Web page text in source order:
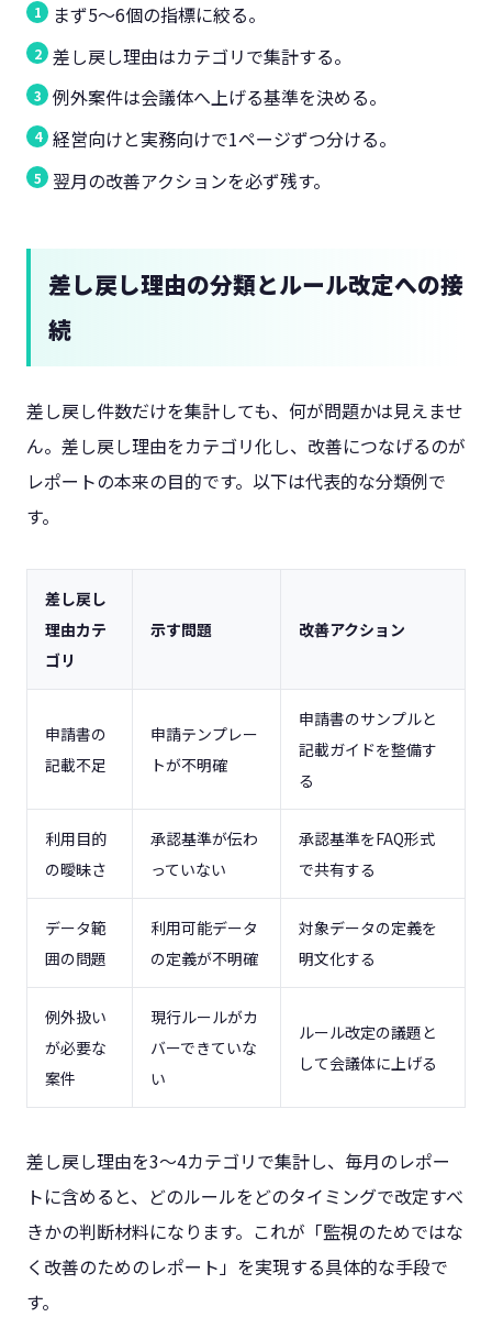
まず5〜6個の指標に絞る。
差し戻し理由はカテゴリで集計する。
例外案件は会議体へ上げる基準を決める。
経営向けと実務向けで1ページずつ分ける。
翌月の改善アクションを必ず残す。
差し戻し理由の分類とルール改定への接
続
差し戻し件数だけを集計しても、何が問題かは見えませ
ん。差し戻し理由をカテゴリ化し、改善につなげるのが
レポートの本来の目的です。以下は代表的な分類例で
す。
差し戻し
理由カテ
ゴリ
示す問題 改善アクション
申請書の
記載不足
申請テンプレー
トが不明確
申請書のサンプルと
記載ガイドを整備す
る
利用目的
の曖昧さ
承認基準が伝わ
っていない
承認基準をFAQ形式
で共有する
データ範
囲の問題
利用可能データ
の定義が不明確
対象データの定義を
明文化する
例外扱い
が必要な
案件
現行ルールがカ
バーできていな
い
ルール改定の議題と
して会議体に上げる
差し戻し理由を3〜4カテゴリで集計し、毎月のレポー
トに含めると、どのルールをどのタイミングで改定すべ
きかの判断材料になります。これが「監視のためではな
く改善のためのレポート」を実現する具体的な手段で
す。